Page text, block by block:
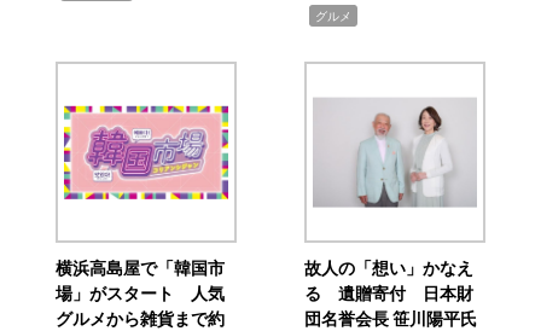
グルメ
横浜高島屋で「韓国市
場」がスタート 人気
グルメから雑貨まで約
故人の「想い」かなえ
る 遺贈寄付 日本財
団名誉会長 笹川陽平氏